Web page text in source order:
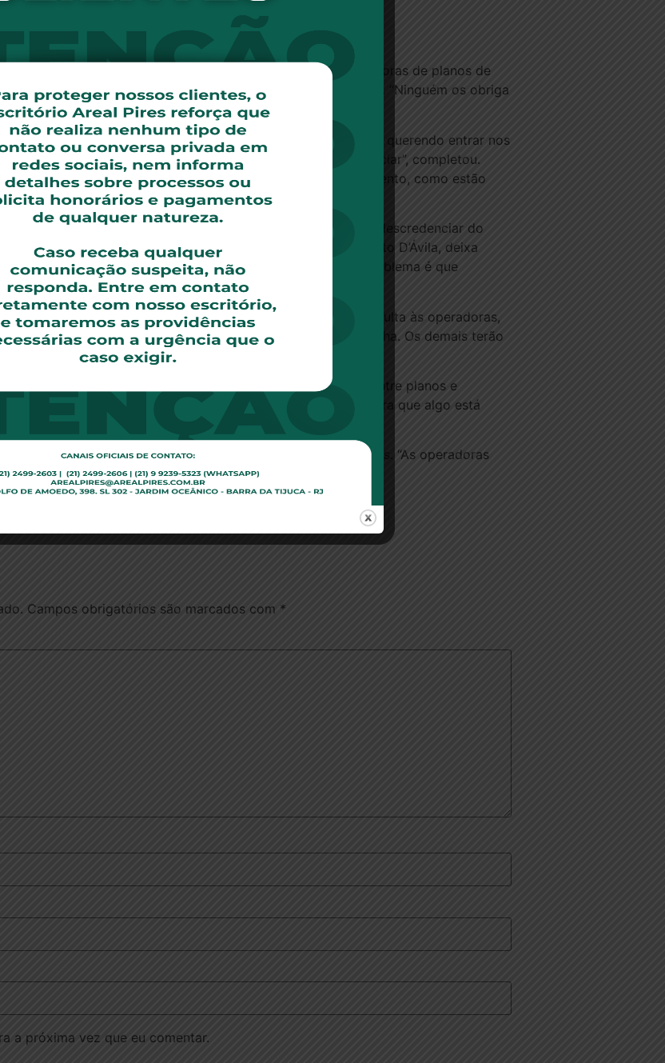
na Agência Nacional de Saúde Suplementar (ANS).
de Grupo (Abramge) – que reúne as principais operadoras de planos de
estão livres para pedir o desligamento do plano de saúde. “Ninguém os obriga
haja um descredenciamento em bloco. “A fila de médicos querendo entrar nos
que aquela de profissionais que pensam em se descredenciar”, completou.
do que organizarem suspensões temporárias de atendimento, como estão
Consumidor (Idec) Joana Cruz, médicos têm o direito de se descredenciar do
que a estratégia sugerida pelo presidente do CFM, Roberto D’Ávila, deixa
e médicos. “A reivindicação da classe é justa. O problema é que
alto preço por esse embate.”
CFM, de que pacientes peçam o reembolso do valor da consulta às operadoras,
“Isso vale somente para quem tem planos de livre escolha. Os demais terão
pelas operadoras.”
Nacional de Saúde Suplementar (ANS) fiscalize a relação entre planos e
grupos descontentes: consumidores e médicos. Isso mostra que algo está
as operadoras de planos de saúde e fiscalizar os planos. “As operadoras
Campos obrigatórios são marcados com *
a próxima vez que eu comentar.